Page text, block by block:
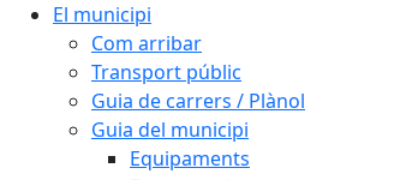
El municipi
Com arribar
Transport públic
Guia de carrers / Plànol
Guia del municipi
Equipaments